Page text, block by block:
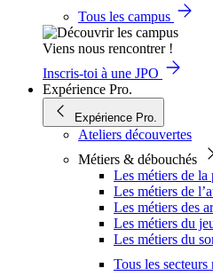
Tous les campus
Viens nous rencontrer !
Inscris-toi à une JPO
Expérience Pro.
Expérience Pro.
Ateliers découvertes
Métiers & débouchés
Les métiers de la
Les métiers de
Les métiers des
Les métiers du
Les métiers du
Tous les secteurs